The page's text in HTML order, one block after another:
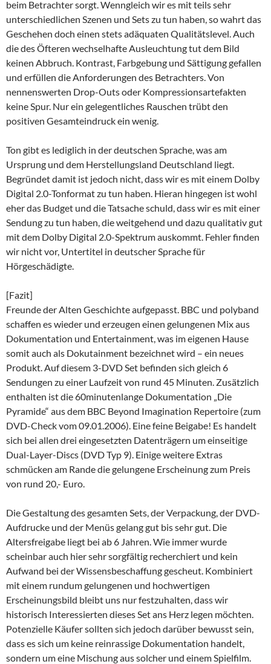
beim Betrachter sorgt. Wenngleich wir es mit teils sehr
unterschiedlichen Szenen und Sets zu tun haben, so wahrt das
Geschehen doch einen stets adäquaten Qualitätslevel. Auch
die des Öfteren wechselhafte Ausleuchtung tut dem Bild
keinen Abbruch. Kontrast, Farbgebung und Sättigung gefallen
und erfüllen die Anforderungen des Betrachters. Von
nennenswerten Drop-Outs oder Kompressionsartefakten
keine Spur. Nur ein gelegentliches Rauschen trübt den
positiven Gesamteindruck ein wenig.
Ton gibt es lediglich in der deutschen Sprache, was am
Ursprung und dem Herstellungsland Deutschland liegt.
Begründet damit ist jedoch nicht, dass wir es mit einem Dolby
Digital 2.0-Tonformat zu tun haben. Hieran hingegen ist wohl
eher das Budget und die Tatsache schuld, dass wir es mit einer
Sendung zu tun haben, die weitgehend und dazu qualitativ gut
mit dem Dolby Digital 2.0-Spektrum auskommt. Fehler finden
wir nicht vor, Untertitel in deutscher Sprache für
Hörgeschädigte.
[Fazit]
Freunde der Alten Geschichte aufgepasst. BBC und polyband
schaffen es wieder und erzeugen einen gelungenen Mix aus
Dokumentation und Entertainment, was im eigenen Hause
somit auch als Dokutainment bezeichnet wird – ein neues
Produkt. Auf diesem 3-DVD Set befinden sich gleich 6
Sendungen zu einer Laufzeit von rund 45 Minuten. Zusätzlich
enthalten ist die 60minutenlange Dokumentation „Die
Pyramide“ aus dem BBC Beyond Imagination Repertoire (zum
DVD-Check vom 09.01.2006). Eine feine Beigabe! Es handelt
sich bei allen drei eingesetzten Datenträgern um einseitige
Dual-Layer-Discs (DVD Typ 9). Einige weitere Extras
schmücken am Rande die gelungene Erscheinung zum Preis
von rund 20,- Euro.
Die Gestaltung des gesamten Sets, der Verpackung, der DVD-
Aufdrucke und der Menüs gelang gut bis sehr gut. Die
Altersfreigabe liegt bei ab 6 Jahren. Wie immer wurde
scheinbar auch hier sehr sorgfältig recherchiert und kein
Aufwand bei der Wissensbeschaffung gescheut. Kombiniert
mit einem rundum gelungenen und hochwertigen
Erscheinungsbild bleibt uns nur festzuhalten, dass wir
historisch Interessierten dieses Set ans Herz legen möchten.
Potenzielle Käufer sollten sich jedoch darüber bewusst sein,
dass es sich um keine reinrassige Dokumentation handelt,
sondern um eine Mischung aus solcher und einem Spielfilm.